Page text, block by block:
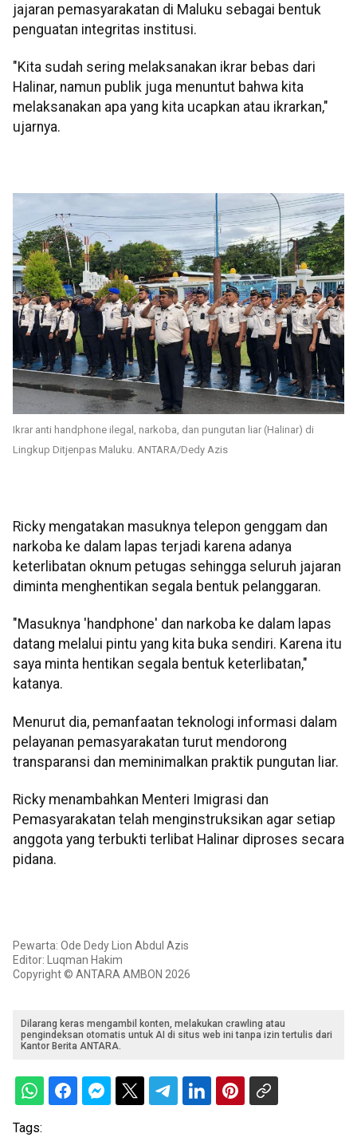
jajaran pemasyarakatan di Maluku sebagai bentuk
penguatan integritas institusi.
"Kita sudah sering melaksanakan ikrar bebas dari
Halinar, namun publik juga menuntut bahwa kita
melaksanakan apa yang kita ucapkan atau ikrarkan,"
ujarnya.
Ikrar anti handphone ilegal, narkoba, dan pungutan liar (Halinar) di
Lingkup Ditjenpas Maluku. ANTARA/Dedy Azis
Ricky mengatakan masuknya telepon genggam dan
narkoba ke dalam lapas terjadi karena adanya
keterlibatan oknum petugas sehingga seluruh jajaran
diminta menghentikan segala bentuk pelanggaran.
"Masuknya 'handphone' dan narkoba ke dalam lapas
datang melalui pintu yang kita buka sendiri. Karena itu
saya minta hentikan segala bentuk keterlibatan,"
katanya.
Menurut dia, pemanfaatan teknologi informasi dalam
pelayanan pemasyarakatan turut mendorong
transparansi dan meminimalkan praktik pungutan liar.
Ricky menambahkan Menteri Imigrasi dan
Pemasyarakatan telah menginstruksikan agar setiap
anggota yang terbukti terlibat Halinar diproses secara
pidana.
Pewarta: Ode Dedy Lion Abdul Azis
Editor: Luqman Hakim
Copyright © ANTARA AMBON 2026
Dilarang keras mengambil konten, melakukan crawling atau
pengindeksan otomatis untuk AI di situs web ini tanpa izin tertulis dari
Kantor Berita ANTARA.
Tags: